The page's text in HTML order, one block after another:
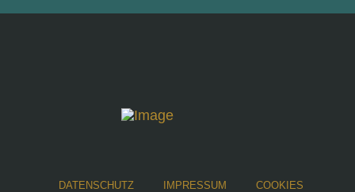
DATENSCHUTZ IMPRESSUM COOKIES